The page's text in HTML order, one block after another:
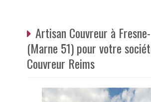
Artisan Couvreur à
(Marne 51) pour votre
Couvreur Reims